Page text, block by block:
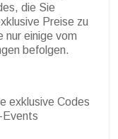
die Sie
Preise zu
nur einige vom
befolgen.
exklusive Codes
Events